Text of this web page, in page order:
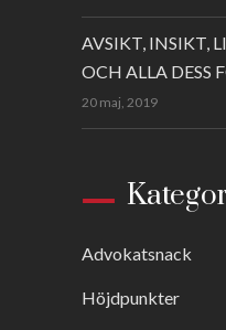
AVSIKT, INSIKT,
OCH ALLA DESS
20 maj, 2019
Advokatsnack
Höjdpunkter